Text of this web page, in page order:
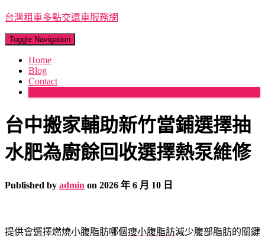
台灣租車多點交還車服務網
Toggle Navigation
Home
Blog
Contact
台中搬家輔助新竹當鋪選擇抽
水肥為廚餘回收選擇熱泵維修
Published by admin on 2026 年 6 月 10 日
提供會選擇燃燒小腹脂肪哪個瘦小腹脂肪減少腹部脂肪的關鍵